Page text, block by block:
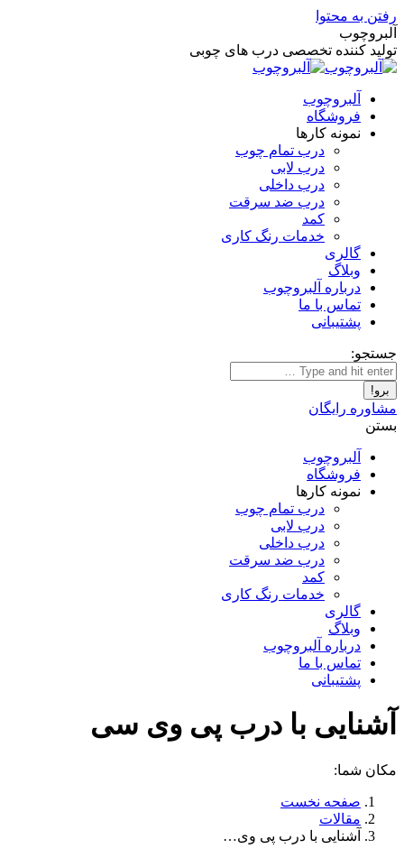
رفتن به محتوا
آلبروچوب
تولید کننده تخصصی درب های چوبی
آلبروچوب
فروشگاه
نمونه کارها
درب تمام چوب
درب لابی
درب داخلی
درب ضد سرقت
کمد
خدمات رنگ کاری
گالری
وبلاگ
درباره آلبروچوب
تماس با ما
پشتیبانی
جستجو:
مشاوره رایگان
بستن
آلبروچوب
فروشگاه
نمونه کارها
درب تمام چوب
درب لابی
درب داخلی
درب ضد سرقت
کمد
خدمات رنگ کاری
گالری
وبلاگ
درباره آلبروچوب
تماس با ما
پشتیبانی
آشنایی با درب پی وی سی
مکان شما:
صفحه نخست
مقالات
آشنایی با درب پی وی…